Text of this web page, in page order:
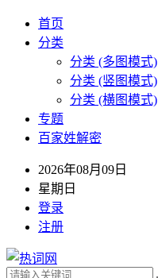
首页
分类
分类 (多图模式)
分类 (竖图模式)
分类 (横图模式)
专题
百家姓解密
2026年08月09日
星期日
登录
注册